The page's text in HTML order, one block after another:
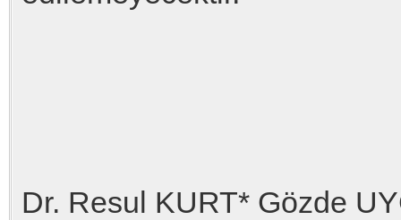
Dr. Resul KURT* Gözde